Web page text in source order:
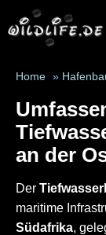
Home »
an der
Der
maritime
Südafrika,